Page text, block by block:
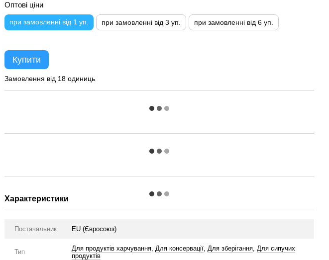
Оптові ціни
при замовленні від 1 уп. при замовленні від 3 уп. при замовленні від 6 уп.
Купити
Замовлення від 18 одиниць
Характеристики
Постачальник EU (Євросоюз)
Тип Для продуктів харчування, Для консервації, Для зберігання, Для сипучих
продуктів